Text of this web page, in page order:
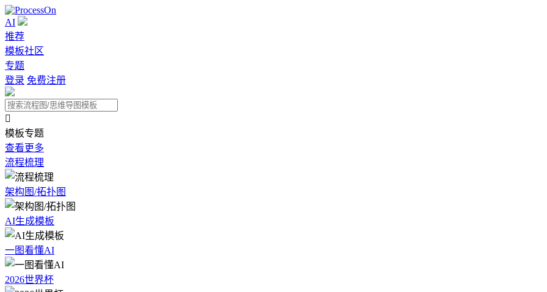
AI
推荐
模板社区
专题
登录 免费注册

模板专题
查看更多
流程梳理
架构图/拓扑图
AI生成模板
一图看懂AI
2026世界杯